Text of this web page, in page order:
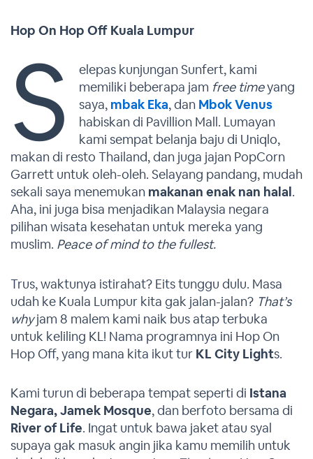
Hop On Hop Off Kuala Lumpur
S
elepas kunjungan Sunfert, kami
memiliki beberapa jam free timeyang
saya, mbak Eka, dan Mbok Venus
habiskan di Pavillion Mall. Lumayan
kami sempat belanja baju di Uniqlo,
makan di resto Thailand, dan juga jajan PopCorn
Garrett untuk oleh-oleh. Selayang pandang, mudah
sekali saya menemukan makanan enak nan halal.
Aha, ini juga bisa menjadikan Malaysia negara
pilihan wisata kesehatan untuk mereka yang
muslim. Peace of mind to the fullest.
Trus, waktunya istirahat? Eits tunggu dulu. Masa
udah ke Kuala Lumpur kita gak jalan-jalan? That’s
whyjam 8 malem kami naik bus atap terbuka
untuk keliling KL! Nama programnya ini Hop On
Hop Off, yang mana kita ikut tur KL City Lights.
Kami turun di beberapa tempat seperti di Istana
Negara, Jamek Mosque, dan berfoto bersama di
River of Life. Ingat untuk bawa jaket atau syal
supaya gak masuk angin jika kamu memilih untuk